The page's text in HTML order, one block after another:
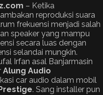
– Ketika
reproduksi suara
frekuensi menjadi salah
speaker yang mampu
secara luas dengan
selandai mungkin.
Irfan asal Banjarmasin
Alung Audio
car audio dalam mobil
. Sang installer pun